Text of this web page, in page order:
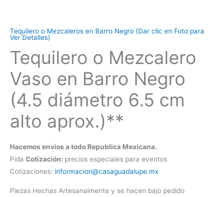
Tequilero o Mezcaleros en Barro Negro (Dar clic en Foto para
Ver Detalles)
Tequilero o Mezcalero
Vaso en Barro Negro
(4.5 diámetro 6.5 cm
alto aprox.)**
Hacemos envíos a todo Republica Mexicana.
Pida Cotización: precios especiales para eventos
Cotizaciones: informacion@casaguadalupe.mx
Piezas Hechas Artesanalmente y se hacen bajo pedido